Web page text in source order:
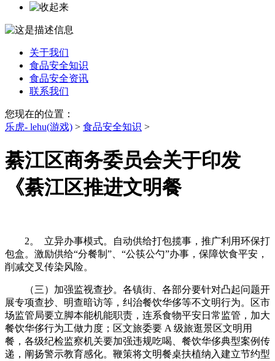
关于我们
食品安全知识
食品安全资讯
联系我们
您现在的位置：
乐虎- lehu(游戏) > 食品安全知识 >
綦江区商务委员会关于印发
《綦江区推进文明餐
2。 立异办事模式。自动供给打包揽事，推广利用环保打
包盒。激励供给“分餐制”、“公筷公勺”办事，保障饮食平安，
削减交叉传染风险。
（三）加强监视查抄。各镇街、各部分要针对凸起问题开
展专项查抄、明查暗访等，纠治餐饮华侈等不文明行为。区市
场监管局要立脚本能机能职责，连系食物平安日常监管，加大
餐饮华侈行为工做力度；区文旅委要 A 级旅逛景区文明用
餐，各级纪检监察机关要加强违规吃喝、餐饮华侈典型案例传
递，阐扬警示教育感化。鞭策将文明餐桌扶植纳入建立节约型